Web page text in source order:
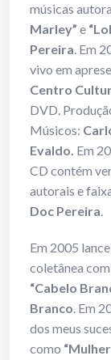
músicas
Marley” e
Pereira. Em
vivo em
Centro
DVD.
Músicos:
Evaldo. Em
CD contém
autorais e
Doc Pereira.
Em 2005
coletânea
“Cabelo
Branco. Em
dos meus
como